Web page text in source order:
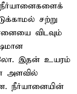
சற்று
விடவும்
இதன் உயரம்
அளவில்
நீர்யானையின்